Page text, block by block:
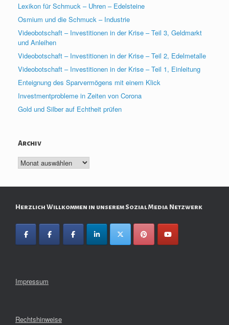
Lexikon für Schmuck – Uhren – Edelsteine
Osmium und die Schmuck – Industrie
Videobotschaft – Investitionen in der Krise – Teil 3, Geldmarkt
und Anleihen
Videobotschaft – Investitionen in der Krise – Teil 2, Edelmetalle
Videobotschaft – Investitionen in der Krise – Teil 1, Einleitung
Enteignung des Sparvermögens mit einem Klick
Investmentprobleme in Zeiten von Corona
Gold und Silber auf Echtheit prüfen
Archiv
Archiv
Herzlich Willkommen in unserem Sozial Media Netzwerk
Impressum
Rechtshinweise